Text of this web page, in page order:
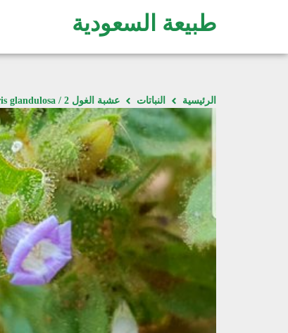
طبيعة السعودية
الرئيسية النباتات عشبة الغول 2 / Anticharis glandulosa